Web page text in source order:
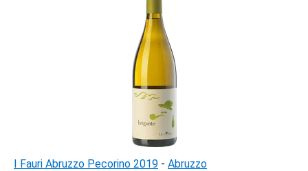
I Fauri Abruzzo Pecorino 2019 - Abruzzo